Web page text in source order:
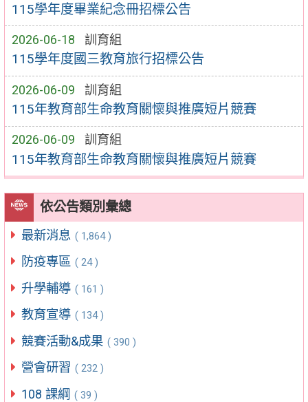
115學年度畢業紀念冊招標公告
2026-06-18 訓育組
115學年度國三教育旅行招標公告
2026-06-09 訓育組
115年教育部生命教育關懷與推廣短片競賽
2026-06-09 訓育組
115年教育部生命教育關懷與推廣短片競賽
依公告類別彙總
最新消息 ( 1,864 )
防疫專區 ( 24 )
升學輔導 ( 161 )
教育宣導 ( 134 )
競賽活動&成果 ( 390 )
營會研習 ( 232 )
108 課綱 ( 39 )